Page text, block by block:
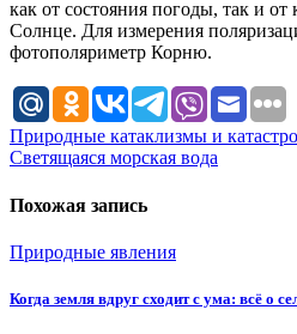
как от состояния погоды, так и от
Солнце. Для измерения
фотополяриметр Корню.
Навигация
по
записям
Природные катаклизмы и
Светящаяся морская вода
Похожая запись
Природные явления
Когда земля вдруг сходит с ума: всё о